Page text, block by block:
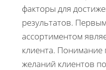
факторы для
результатов.
ассортиментом
клиента. Понимание
желаний клиентов